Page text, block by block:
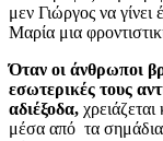
μεν Γιώργος να γίνει
Μαρία μια
Όταν οι άνθρωποι
εσωτερικές τους
αδιέξοδα,
μέσα από τα σημάδια